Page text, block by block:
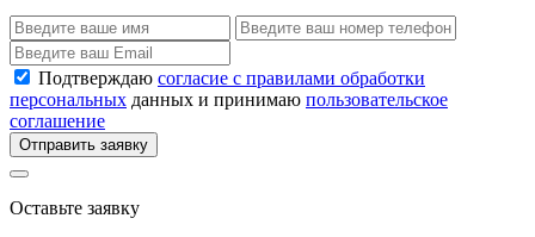
Подтверждаю согласие с правилами обработки
персональных данных и принимаю пользовательское
соглашение
Отправить заявку
Оставьте заявку